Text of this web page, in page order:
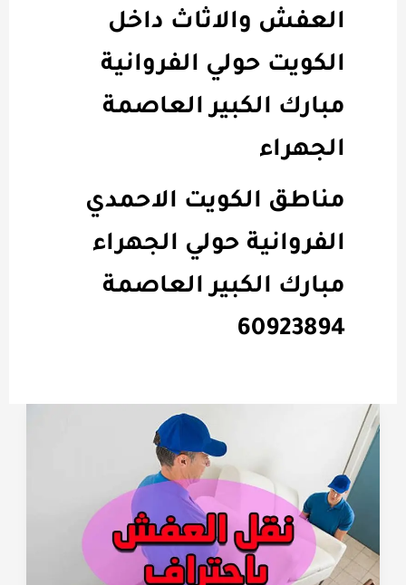
العفش والاثاث داخل
الكويت حولي الفروانية
مبارك الكبير العاصمة
الجهراء
مناطق الكويت الاحمدي
الفروانية حولي الجهراء
مبارك الكبير العاصمة
60923894